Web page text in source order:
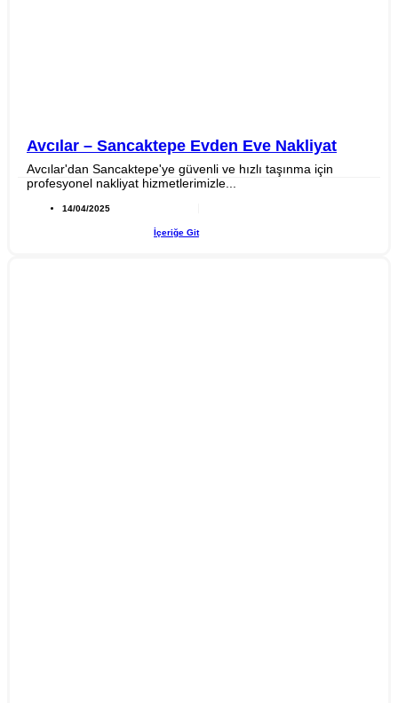
Avcılar – Sancaktepe Evden Eve Nakliyat
Avcılar'dan Sancaktepe'ye güvenli ve hızlı taşınma için
profesyonel nakliyat hizmetlerimizle...
14/04/2025
İçeriğe Git